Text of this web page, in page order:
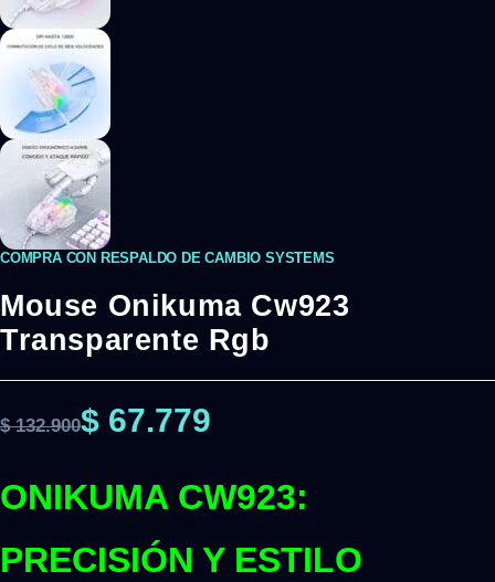
COMPRA CON RESPALDO DE CAMBIO SYSTEMS
Mouse Onikuma Cw923
Transparente Rgb
$132.900$ 67.779
ONIKUMA CW923:
PRECISIÓN Y ESTILO